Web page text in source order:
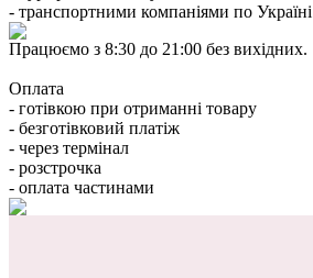
- транспортними компаніями по Україні
Працюємо з 8:30 до 21:00 без вихідних.
Оплата
- готівкою при отриманні товару
- безготівковий платіж
- через термінал
- розстрочка
- оплата частинами